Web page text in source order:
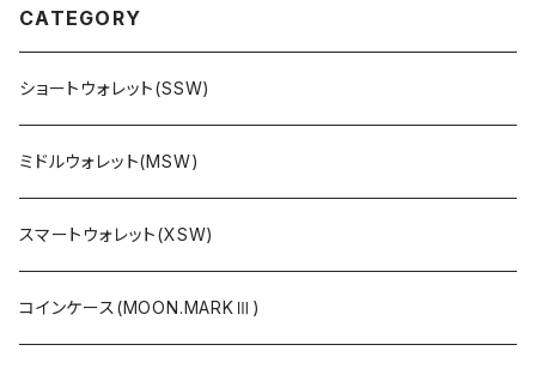
CATEGORY
ショートウォレット(SSW)
ミドルウォレット(MSW)
スマートウォレット(XSW)
コインケース(MOON.MARKⅢ)